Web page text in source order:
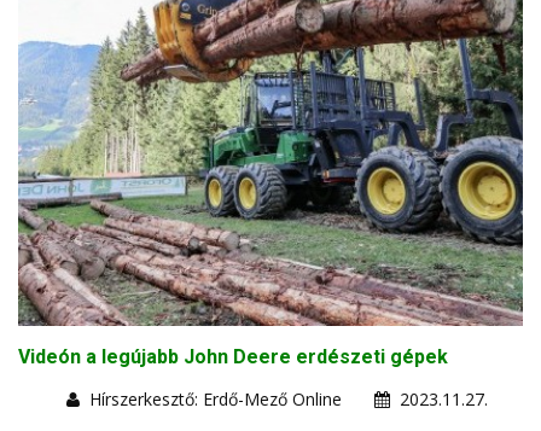
Videón a legújabb John Deere erdészeti gépek
Hírszerkesztő: Erdő-Mező Online
2023.11.27.